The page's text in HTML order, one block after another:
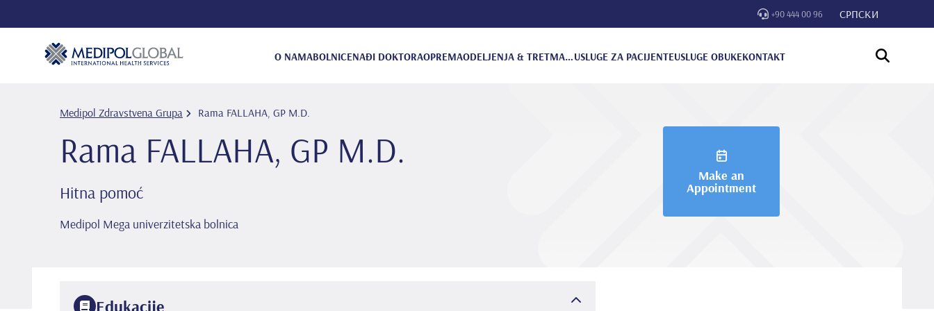
+90 444 00 96 СРПСКИ
O NAMABOLNICENAĐI DOKTORAOPREMA ODELJENJA & TRETMANIUSLUGE ZA PACIJENTEUSLUGE OBUKEKONTAKT
Medipol Zdravstvena Grupa Rama FALLAHA, GP M.D.
Rama FALLAHA, GP M.D.
Hitna pomoć
Medipol Mega univerzitetska bolnica
Make an
Appointment
Edukacije